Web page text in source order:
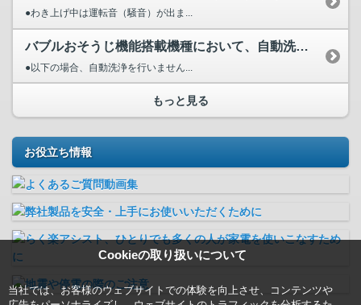
Cookieの取り扱いについて
当社では、お客様のウェブサイトでの体験を向上させ、コンテンツや
●わき上げ中は運転音（騒音）が出ま...
バブルおそうじ機能搭載機種において、自動洗浄がはたらかない...
●以下の場合、自動洗浄を行いません...
もっと見る
お役立ち情報